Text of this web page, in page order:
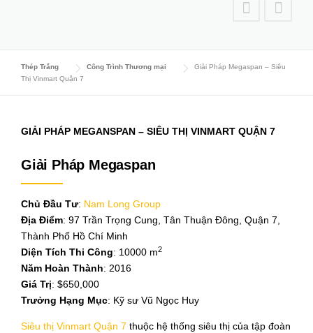
Thép Trắng Công Trình Thương mại
Giải Pháp Megaspan – Siêu
Thị Vinmart Quận 7
GIẢI PHÁP MEGANSPAN – SIÊU THỊ VINMART QUẬN 7
Giải Pháp Megaspan
Chủ Đầu Tư: Nam Long Group
Địa Điểm: 97 Trần Trọng Cung, Tân Thuận Đông, Quận 7,
Thành Phố Hồ Chí Minh
Diện Tích Thi Công: 10000 m2
Năm Hoàn Thành: 2016
Giá Trị: $650,000
Trưởng Hạng Mục: Kỹ sư Vũ Ngọc Huy
Siêu thị Vinmart Quận 7 thuộc hệ thống siêu thị của tập đoàn